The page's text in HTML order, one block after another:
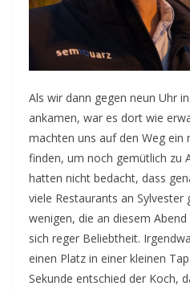
Als wir dann gegen neun Uhr
ankamen, war es dort wie
machten uns auf den Weg ein
finden, um noch gemütlich zu
hatten nicht bedacht, dass
viele Restaurants an Sylvester
wenigen, die an diesem
sich reger Beliebtheit.
einen Platz in einer kleinen
Sekunde entschied der Koch,